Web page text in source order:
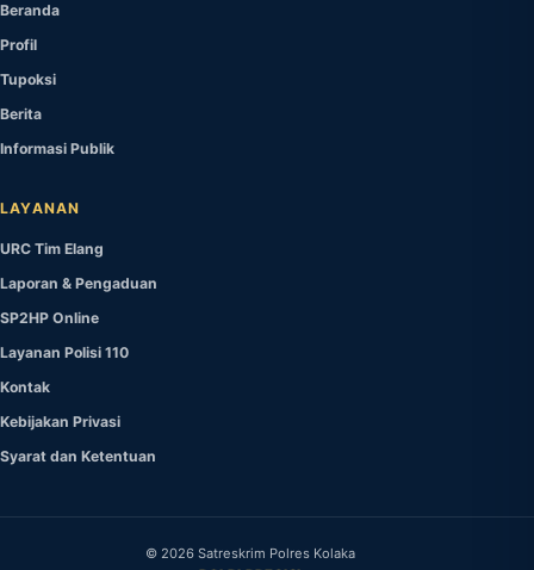
Beranda
Profil
Tupoksi
Berita
Informasi Publik
LAYANAN
URC Tim Elang
Laporan & Pengaduan
SP2HP Online
Layanan Polisi 110
Kontak
Kebijakan Privasi
Syarat dan Ketentuan
© 2026 Satreskrim Polres Kolaka